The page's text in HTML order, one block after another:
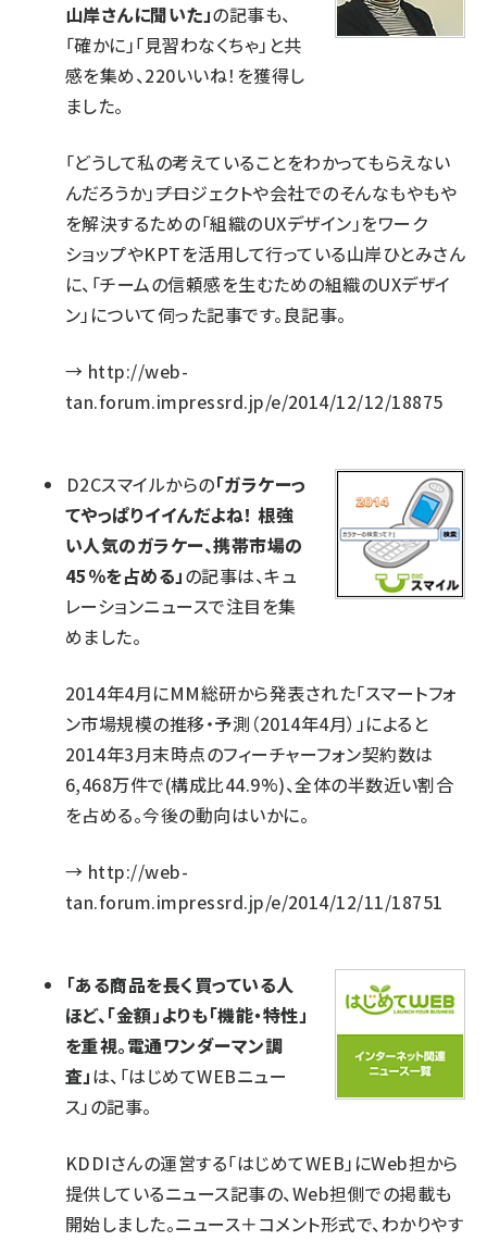
山岸さんに聞いた」の記事も、
「確かに」「見習わなくちゃ」と共
感を集め、220いいね！を獲得し
ました。
「どうして私の考えていることをわかってもらえない
んだろうか」――プロジェクトや会社でのそんなもやもや
を解決するための「組織のUXデザイン」をワーク
ショップやKPTを活用して行っている山岸ひとみさん
に、「チームの信頼感を生むための組織のUXデザイ
ン」について伺った記事です。良記事。
→ http://web-
tan.forum.impressrd.jp/e/2014/12/12/18875
D2Cスマイルからの「ガラケーっ
てやっぱりイイんだよね！ 根強
い人気のガラケー、携帯市場の
45％を占める」の記事は、キュ
レーションニュースで注目を集
めました。
2014年4月にMM総研から発表された「スマートフォ
ン市場規模の推移・予測（2014年4月）」によると
2014年3月末時点のフィーチャーフォン契約数は
6,468万件で(構成比44.9%)、全体の半数近い割合
を占める。今後の動向はいかに。
→ http://web-
tan.forum.impressrd.jp/e/2014/12/11/18751
「ある商品を長く買っている人
ほど、「金額」よりも「機能・特性」
を重視。電通ワンダーマン調
査」は、「はじめてWEBニュー
ス」の記事。
KDDIさんの運営する「はじめてWEB」にWeb担から
提供しているニュース記事の、Web担側での掲載も
開始しました。ニュース＋コメント形式で、わかりやす